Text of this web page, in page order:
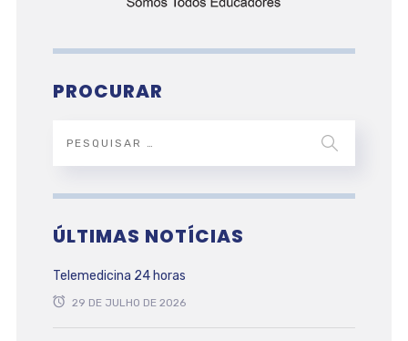
PROCURAR
ÚLTIMAS NOTÍCIAS
Telemedicina 24 horas
29 DE JULHO DE 2026